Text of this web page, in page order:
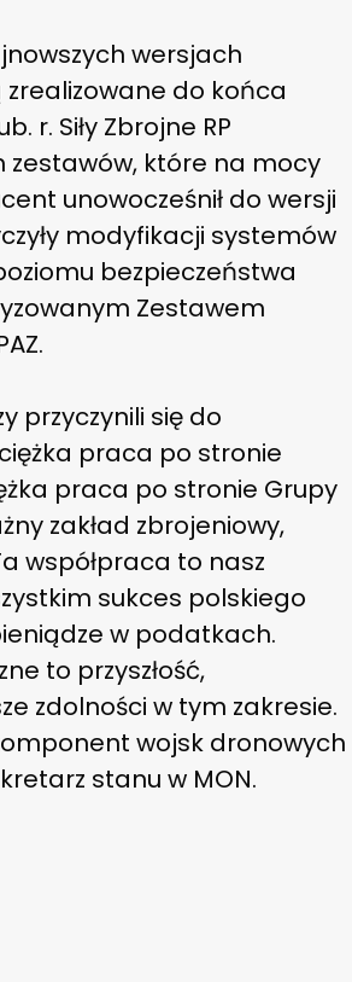
wersjach
do końca
r. Siły Zbrojne RP
zestawów, które na mocy
unowocześnił do wersji
modyfikacji systemów
bezpieczeństwa
Zestawem
przyczynili się do
praca po stronie
praca po stronie Grupy
zakład zbrojeniowy,
współpraca to nasz
sukces polskiego
w podatkach.
to przyszłość,
zdolności w tym zakresie.
wojsk dronowych
stanu w MON.